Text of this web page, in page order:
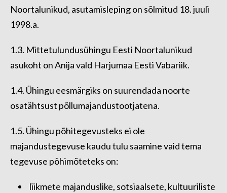
Noortalunikud, asutamisleping on sõlmitud 18. juuli
1998.a.
1.3. Mittetulundusühingu Eesti Noortalunikud
asukoht on Anija vald Harjumaa Eesti Vabariik.
1.4. Ühingu eesmärgiks on suurendada noorte
osatähtsust põllumajandustootjatena.
1.5. Ühingu põhitegevusteks ei ole
majandustegevuse kaudu tulu saamine vaid tema
tegevuse põhimõteteks on:
liikmete majanduslike, sotsiaalsete, kultuuriliste